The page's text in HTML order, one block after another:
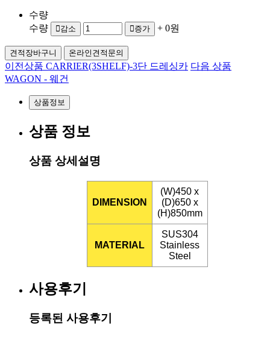
수량
수량
감소 증가 + 0원
견적장바구니 온라인견적문의
이전상품 CARRIER(3SHELF)-3단 드레싱카 다음 상품
WAGON - 웨건
상품정보
상품 정보
상품 상세설명
DIMENSION
(W)450 x
(D)650 x
(H)850mm
MATERIAL
SUS304
Stainless
Steel
사용후기
등록된 사용후기